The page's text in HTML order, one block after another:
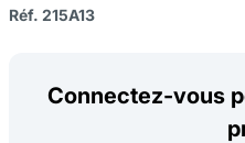
Réf. 215A13
Connectez-vous